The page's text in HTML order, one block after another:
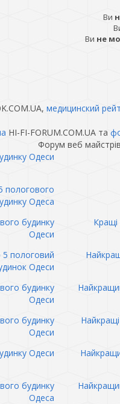
Ви
Ви не
медицинский
HI-FI-FORUM.COM.UA та
Форум веб
Одеси
пологового
Одеса
будинку
Одеси
Кращі
5 пологовий
Одеси
будинку
Одеси
будинку
Одеси
Одеси
будинку
Одеса